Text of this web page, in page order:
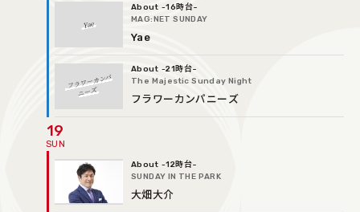
Yae
-16時台
MAG:NET SUNDAY
Yae
フラワーカンパ
ニーズ
-21時台
The Majestic Sunday Night
フラワーカンパニーズ
19
-12時台
SUNDAY IN THE PARK
大畑大介